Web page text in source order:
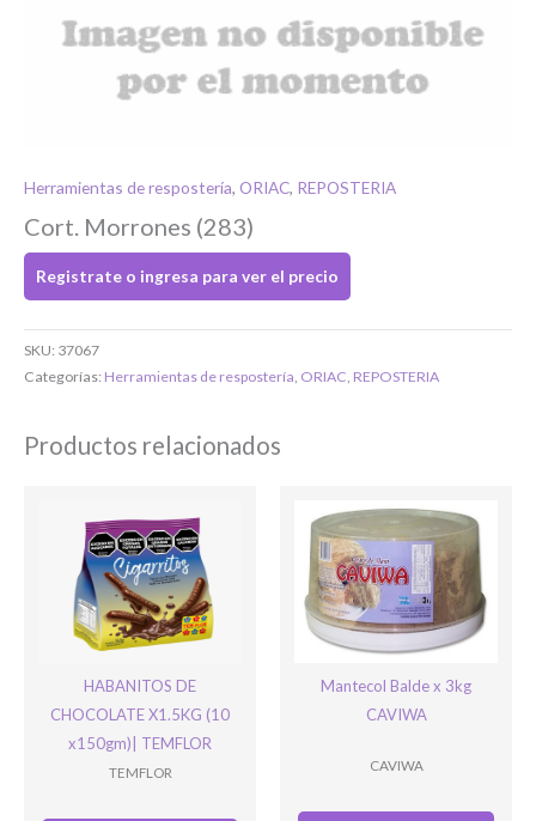
Herramientas de respostería, ORIAC, REPOSTERIA
Cort. Morrones (283)
Registrate o ingresa para ver el precio
SKU: 37067
Categorías: Herramientas de respostería ORIAC REPOSTERIA
Productos relacionados
HABANITOS DE
CHOCOLATE X1.5KG (10
x150gm)| TEMFLOR
TEMFLOR
Mantecol Balde x 3kg
CAVIWA
CAVIWA
Si tenés cuenta...
Bienvenido/a